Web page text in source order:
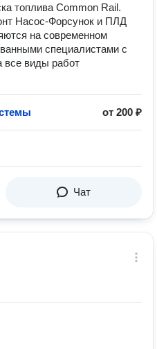
топлива Common Rail.
Насос-Форсунок и ПЛД
на современном
специалистами с
виды работ
от 200 ₽
Чат